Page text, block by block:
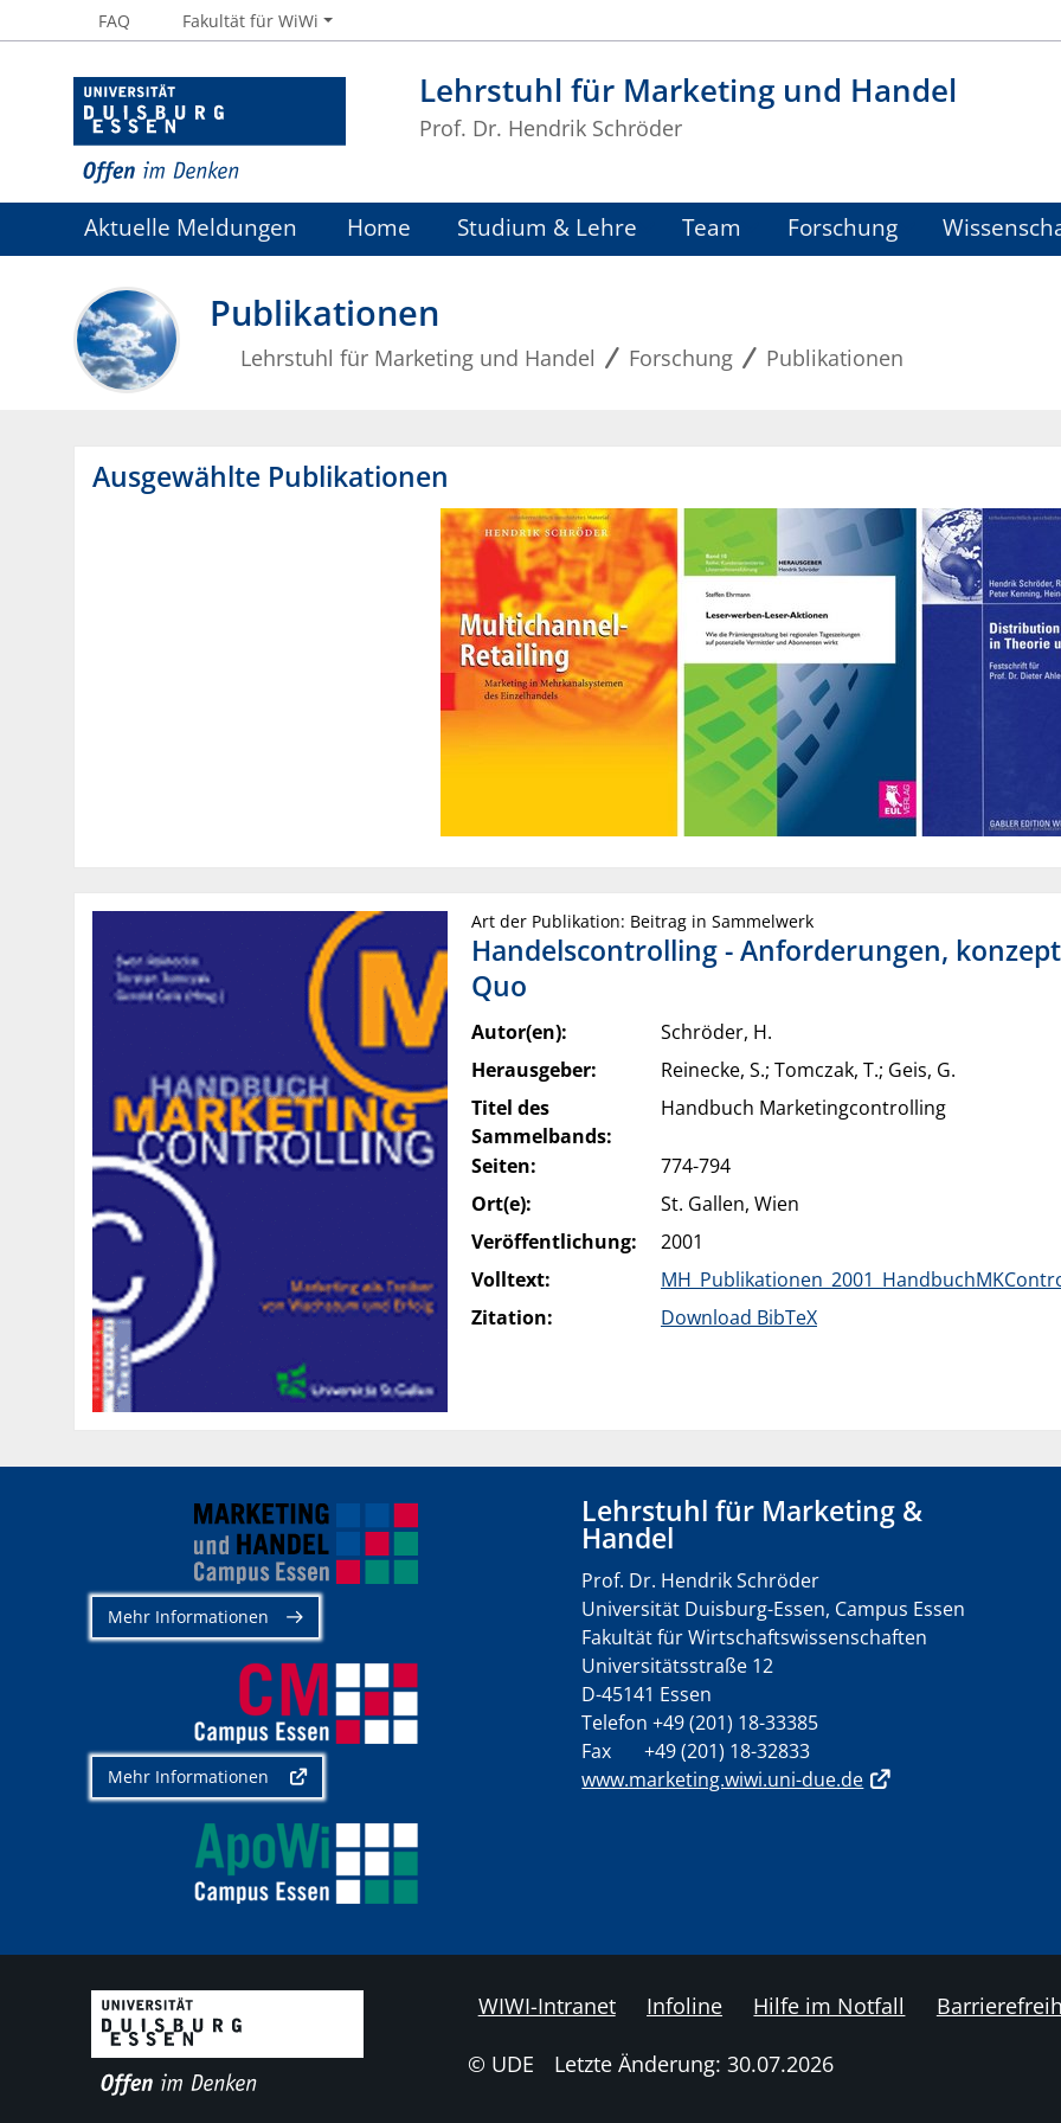
Lehrstuhl für Marketing und Handel
Prof. Dr. Hendrik Schröder
FAQ Fakultät für WiWi
Aktuelle Meldungen Home Studium & Lehre Team Forschung
Publikationen
Lehrstuhl für Marketing und Handel Forschung Publikationen
Ausgewählte Publikationen
Art der Publikation: Beitrag in Sammelwerk
Handelscontrolling - Anforderungen,
Quo
Autor(en):
Schröder, H.
Herausgeber:
Reinecke, S.; Tomczak, T.; Geis, G.
Titel des
Sammelbands:
Handbuch Marketingcontrolling
Seiten:
774-794
Ort(e):
St. Gallen, Wien
Veröffentlichung:
2001
Volltext:
Zitation:
Download BibTeX
Mehr Informationen
Mehr Informationen
Lehrstuhl für Marketing &
Handel
Prof. Dr. Hendrik Schröder
Universität Duisburg-Essen, Campus Essen
Fakultät für Wirtschaftswissenschaften
Universitätsstraße 12
D-45141 Essen
Telefon +49 (201) 18-33385
Fax +49 (201) 18-32833
www.marketing.wiwi.uni-due.de
WIWI-Intranet Infoline Hilfe im Notfall
© UDE Letzte Änderung: 30.07.2026